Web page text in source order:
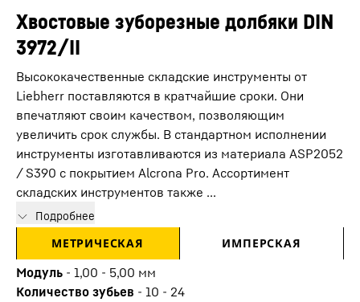
Хвостовые зуборезные долбяки DIN
3972/II
Высококачественные складские инструменты от
Liebherr поставляются в кратчайшие сроки. Они
впечатляют своим качеством, позволяющим
увеличить срок службы. В стандартном исполнении
инструменты изготавливаются из материала ASP2052
/ S390 с покрытием Alcrona Pro. Ассортимент
складских инструментов также ...
Подробнее
МЕТРИЧЕСКАЯ ИМПЕРСКАЯ
Модуль - 1,00 - 5,00 мм
Количество зубьев - 10 - 24